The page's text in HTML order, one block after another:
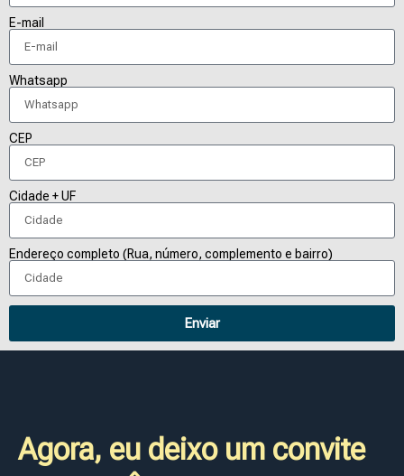
E-mail
Whatsapp
CEP
Cidade + UF
Endereço completo (Rua, número, complemento e bairro)
Enviar
Agora, eu deixo um convite